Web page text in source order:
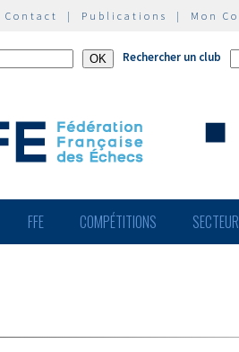
Contact | Publications | Mon
Rechercher un club
FFE COMPÉTITIONS